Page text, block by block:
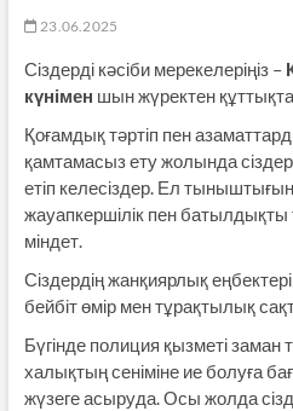
23.06.2025
Сіздерді кәсіби мерекелеріңіз –
күнімен шын жүректен
Қоғамдық тәртіп пен
қамтамасыз ету жолында
етіп келесіздер. Ел
жауапкершілік пен
міндет.
Сіздердің жанқиярлық
бейбіт өмір мен тұрақтылық
Бүгінде полиция қызметі
халықтың сеніміне ие болуға
жүзеге асыруда. Осы жолда